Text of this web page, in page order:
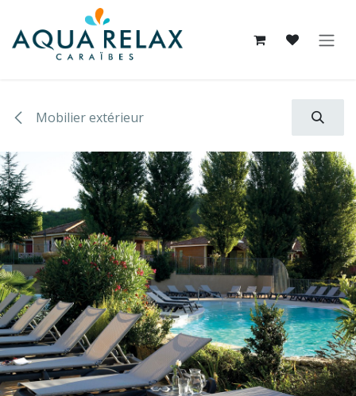
Se rendre au contenu
Mobilier extérieur